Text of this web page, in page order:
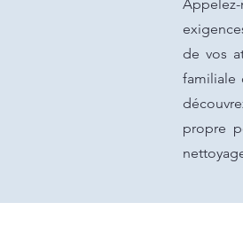
de vos
familiale
propre